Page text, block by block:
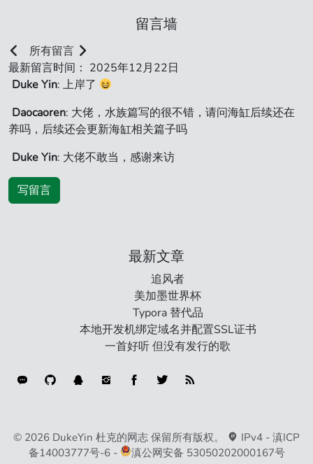
留言墙
所有留言
最新留言时间： 2025年12月22日
Duke Yin: 上岸了
Daocaoren: 大佬，水族篇写的很不错，请问海缸后续还在
养吗，后续还会更新海缸相关篇子吗
Duke Yin: 大佬不敢当，感谢来访
写留言
最新文章
追风者
美加墨世界杯
Typora 替代品
本地开发机绑定域名并配置SSL证书
一首好听 但没有发行的歌
© 2026 DukeYin 杜克的网志 保留所有版权。 连接类型
IPv4 - 滇ICP
备14003777号-6- 滇公网安备 53050202000167号